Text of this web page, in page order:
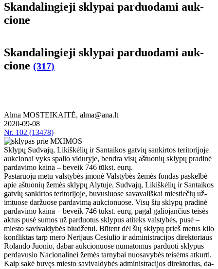
Skan­da­lin­gie­ji skly­pai par­duo­da­mi auk­
cio­ne
Skan­da­lin­gie­ji skly­pai par­duo­da­mi auk­
cio­ne (317)
Alma MOSTEIKAITĖ, alma@ana.lt
2020-09-08
Nr. 102 (13478)
Skly­pų Su­dva­jų, Li­kiš­kė­lių ir San­tai­kos gat­vių san­kir­tos te­ri­to­ri­jo­je
auk­cio­nai vyks spa­lio vi­du­ry­je, ben­dra vi­sų aštuonių skly­pų pra­di­nė
par­da­vi­mo kai­na – be­veik 746 tūkst. eu­rų.
Pas­ta­ruo­ju me­tu vals­ty­bės įmo­nė Vals­ty­bės že­mės fon­das pa­skel­bė
apie aš­tuo­nių že­mės skly­pų Aly­tu­je, Su­dva­jų, Li­kiš­kė­lių ir San­tai­kos
gat­vių san­kir­tos te­ri­to­ri­jo­je, bu­vu­siuo­se sa­va­va­liš­kai mies­tie­čių už­
im­tuo­se dar­žuo­se par­da­vi­mą auk­cio­nuo­se. Vi­sų šių skly­pų pra­di­nė
par­da­vi­mo kai­na – be­veik 746 tūkst. eu­rų, pa­gal ga­lio­jan­čius tei­sės
ak­tus pu­sė su­mos už par­duo­tus skly­pus ati­teks vals­ty­bės, pu­sė –
mies­to sa­vi­val­dy­bės biu­dže­tui. Bū­tent dėl šių skly­pų prieš me­tus ki­lo
kon­flik­tas tarp me­ro Ne­ri­jaus Ce­siu­lio ir ad­mi­nist­ra­ci­jos di­rek­to­riaus
Ro­lan­do Juo­nio, da­bar auk­cio­nuo­se nu­ma­to­mus par­duo­ti skly­pus
per­da­vu­sio Na­cio­na­li­nei že­mės tar­ny­bai nuo­sa­vy­bės tei­sėms at­kur­ti.
Kaip sa­kė bu­vęs mies­to sa­vi­val­dy­bės ad­mi­nist­ra­ci­jos di­rek­to­rius, da­